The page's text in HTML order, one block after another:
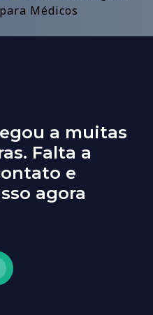
a muitas
Falta a
e
agora